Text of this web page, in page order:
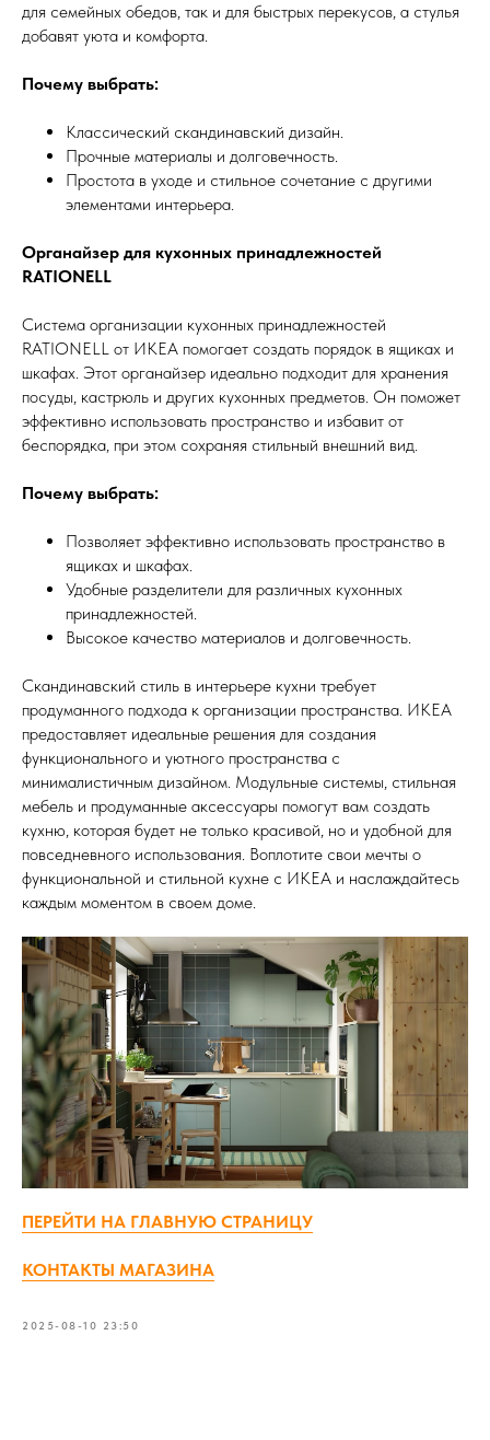
для семейных обедов, так и для быстрых перекусов, а стулья
добавят уюта и комфорта.
Почему выбрать:
Классический скандинавский дизайн.
Прочные материалы и долговечность.
Простота в уходе и стильное сочетание с другими
элементами интерьера.
Органайзер для кухонных принадлежностей
RATIONELL
Система организации кухонных принадлежностей
RATIONELL от ИКЕА помогает создать порядок в ящиках и
шкафах. Этот органайзер идеально подходит для хранения
посуды, кастрюль и других кухонных предметов. Он поможет
эффективно использовать пространство и избавит от
беспорядка, при этом сохраняя стильный внешний вид.
Почему выбрать:
Позволяет эффективно использовать пространство в
ящиках и шкафах.
Удобные разделители для различных кухонных
принадлежностей.
Высокое качество материалов и долговечность.
Скандинавский стиль в интерьере кухни требует
продуманного подхода к организации пространства. ИКЕА
предоставляет идеальные решения для создания
функционального и уютного пространства с
минималистичным дизайном. Модульные системы, стильная
мебель и продуманные аксессуары помогут вам создать
кухню, которая будет не только красивой, но и удобной для
повседневного использования. Воплотите свои мечты о
функциональной и стильной кухне с ИКЕА и наслаждайтесь
каждым моментом в своем доме.
ПЕРЕЙТИ НА ГЛАВНУЮ СТРАНИЦУ
КОНТАКТЫ МАГАЗИНА
2025-08-10 23:50